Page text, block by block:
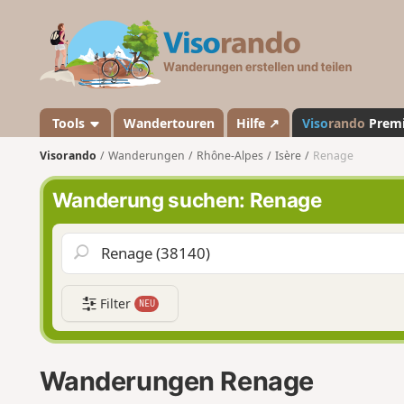
a
n
o
Tools Wandertouren Hilfe ↗ Visorando
Visorando Wanderungen Rhône-Alpes Isère Renage
Wanderung suchen: Renage
Filter NEU
Wanderungen Renage